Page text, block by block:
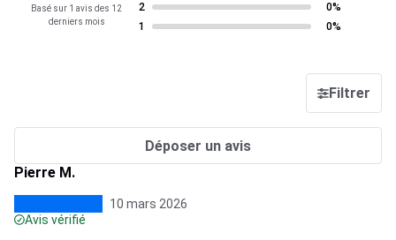
Basé sur 1 avis des 12
derniers mois
2
0%
1
0%
Filtrer
Déposer un avis
Pierre M.
10 mars 2026
Avis vérifié